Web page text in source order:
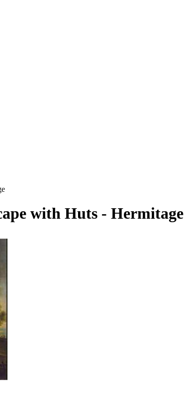
with Huts - Hermitage